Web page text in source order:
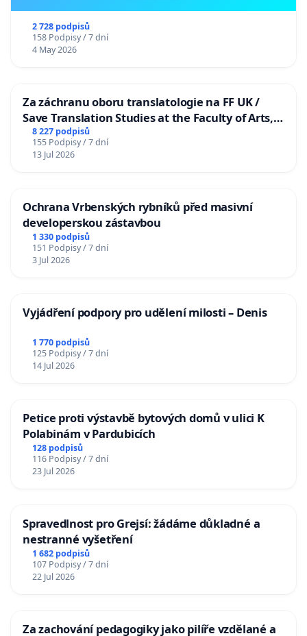
2 728 podpisů
158 Podpisy / 7 dní
4 May 2026
Za záchranu oboru translatologie na FF UK /
Save Translation Studies at the Faculty of Arts,
Charles University
8 227 podpisů
155 Podpisy / 7 dní
13 Jul 2026
Ochrana Vrbenských rybníků před masivní
developerskou zástavbou
1 330 podpisů
151 Podpisy / 7 dní
3 Jul 2026
Vyjádření podpory pro udělení milosti – Denis
1 770 podpisů
125 Podpisy / 7 dní
14 Jul 2026
Petice proti výstavbě bytových domů v ulici K
Polabinám v Pardubicích
128 podpisů
116 Podpisy / 7 dní
23 Jul 2026
Spravedlnost pro Grejsí: žádáme důkladné a
nestranné vyšetření
1 682 podpisů
107 Podpisy / 7 dní
22 Jul 2026
Za zachování pedagogiky jako pilíře vzdělané a